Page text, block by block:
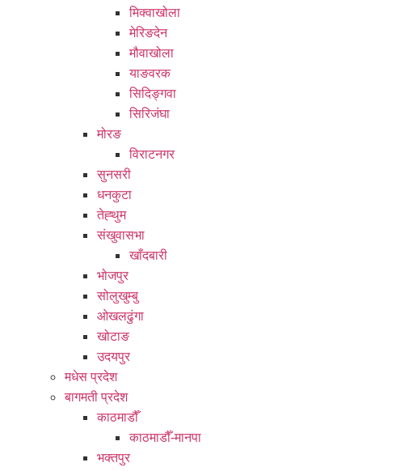
मिक्वाखोला
मेरिङदेन
मौवाखोला
याङवरक
सिदिङ्गवा
सिरिजंघा
मोरङ
विराटनगर
सुनसरी
धनकुटा
तेह्थुम
संखुवासभा
खाँदबारी
भोजपुर
सोलुखुम्बु
ओखलढुंगा
खोटाङ
उदयपुर
मधेस प्रदेश
बागमती प्रदेश
काठमाडौँ
काठमाडौँ-मानपा
भक्तपुर